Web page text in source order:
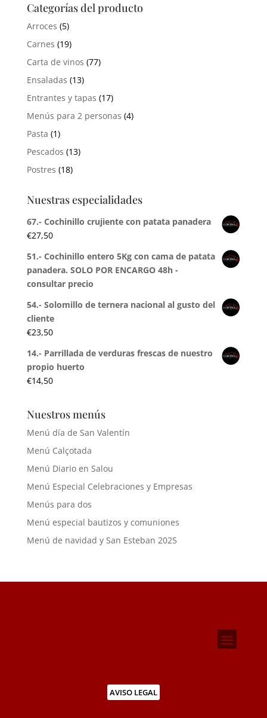
Categorías del producto
Arroces (5)
Carnes (19)
Carta de vinos (77)
Ensaladas (13)
Entrantes y tapas (17)
Menús para 2 personas (4)
Pasta (1)
Pescados (13)
Postres (18)
Nuestras especialidades
67.- Cochinillo crujiente con patata panadera
€27,50
51.- Cochinillo entero 5Kg con cama de patata
panadera. SOLO POR ENCARGO 48h -
consultar precio
54.- Solomillo de ternera nacional al gusto del
cliente
€23,50
14.- Parrillada de verduras frescas de nuestro
propio huerto
€14,50
Nuestros menús
Menú día de San Valentín
Menú Calçotada
Menú Diario en Salou
Menú Especial Celebraciones y Empresas
Menús para dos
Menú especial bautizos y comuniones
Menú de navidad y San Esteban 2025
AVISO LEGAL